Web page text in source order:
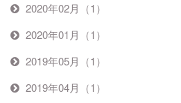
2020年02月（1）
2020年01月（1）
2019年05月（1）
2019年04月（1）